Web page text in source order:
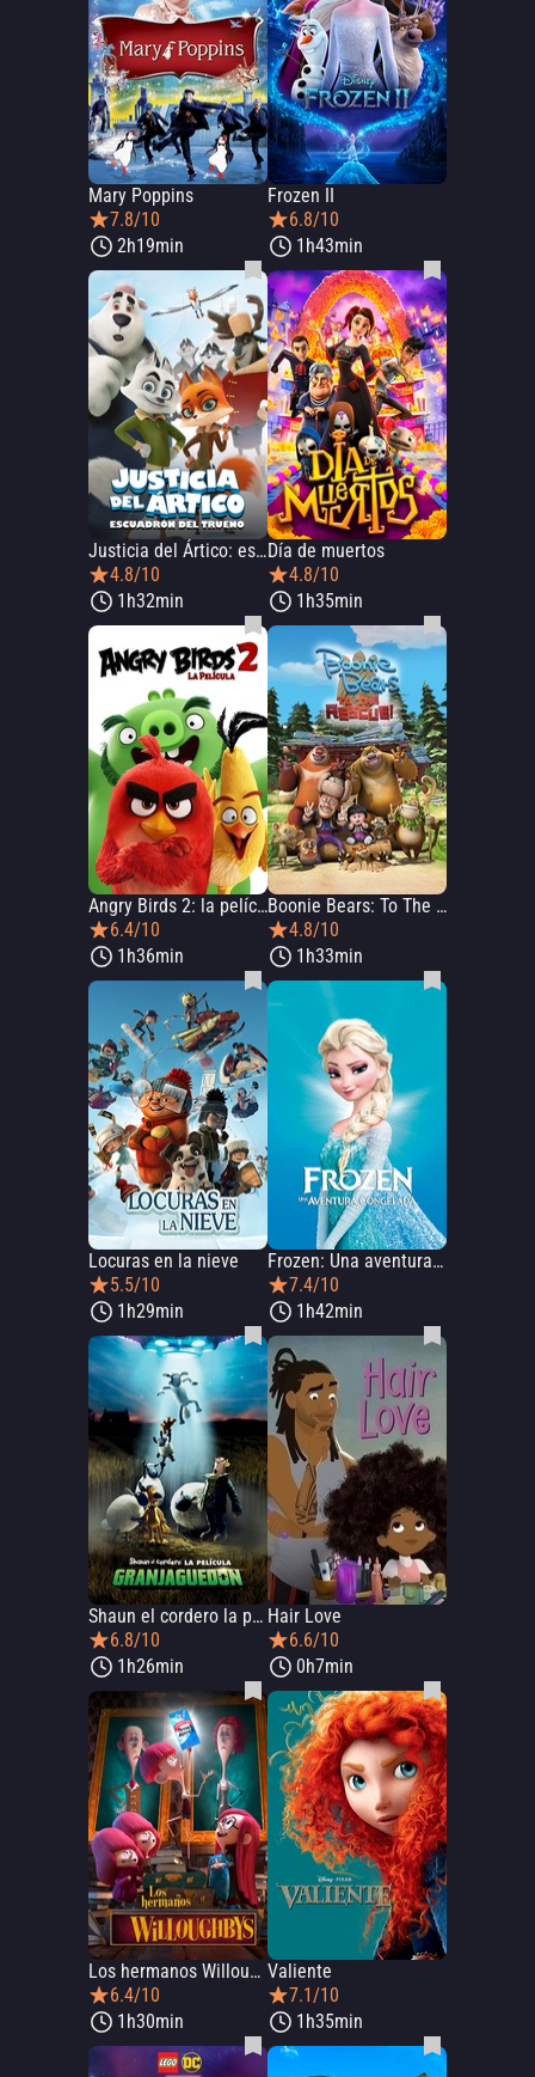
Mary Poppins
7.8/10
2h19min
Frozen II
6.8/10
1h43min
Justicia del Ártico: escuadrón del trueno
4.8/10
1h32min
Día de muertos
4.8/10
1h35min
Angry Birds 2: la película
6.4/10
1h36min
Boonie Bears: To The Rescue
4.8/10
1h33min
Locuras en la nieve
5.5/10
1h29min
Frozen: Una aventura congelada
7.4/10
1h42min
Shaun el cordero la película: granjagedón
6.8/10
1h26min
Hair Love
6.6/10
0h7min
Los hermanos Willoughby
6.4/10
1h30min
Valiente
7.1/10
1h35min